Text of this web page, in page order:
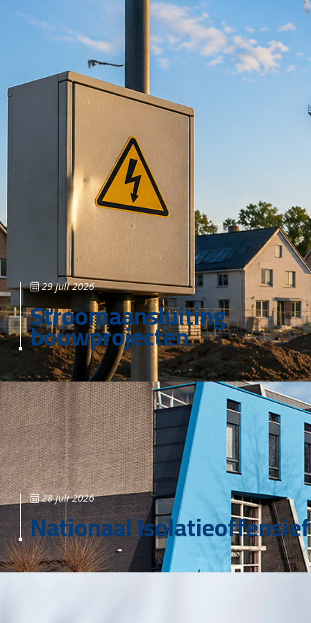
29 juli 2026
Stroomaansluiting
bouwprojecten
28 juli 2026
Nationaal Isolatieoffensief